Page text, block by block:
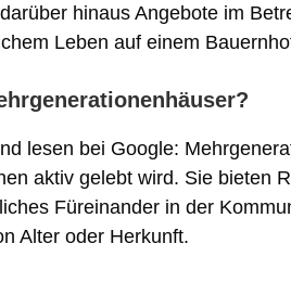
hinaus Angebote im
Leben auf einem
lesen bei Google:
aktiv gelebt wird. Sie bieten
Füreinander in der
Alter oder Herkunft.